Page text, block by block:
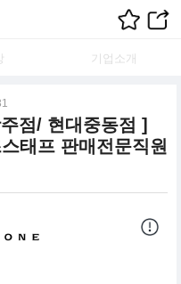
기업소개
점/ 현대중동점 ]
태프 판매전문직원